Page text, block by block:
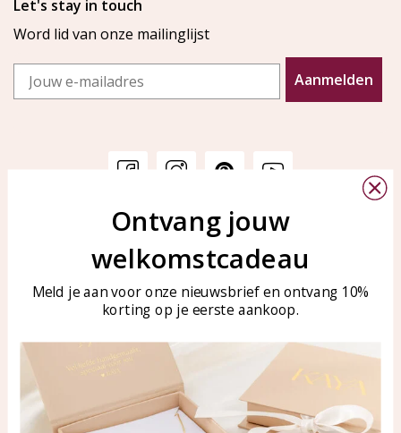
Let's stay in touch
Word lid van onze mailinglijst
Email
Aanmelden
Veelgestelde vragen
Sieraden onderhouden
KAYA Sieraden
Bellen of WhatsApp Ma-Vr
Tel: 0850003187
WhatsApp: 0850003187
klantenservice@kayasierade
Ontvang jouw
welkomstcadeau
Meld je aan voor onze nieuwsbrief en ontvang 10%
korting op je eerste aankoop.